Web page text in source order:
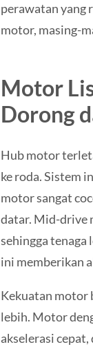
perawatan yang
motor, masing-
Motor
Dorong
Hub motor
ke roda. Sistem
motor sangat
datar. Mid-drive
sehingga
ini memberikan
Kekuatan motor
lebih. Motor
akselerasi